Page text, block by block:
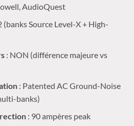
AudioQuest
(banks Source Level-X + High-
: NON (différence majeure vs
: Patented AC Ground-Noise
banks)
: 90 ampères peak